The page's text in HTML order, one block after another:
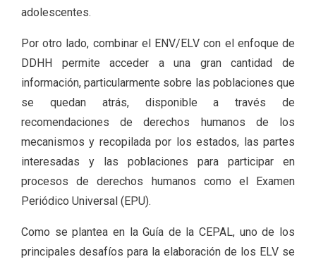
adolescentes.
Por otro lado, combinar el ENV/ELV con el enfoque de
DDHH permite acceder a una gran cantidad de
información, particularmente sobre las poblaciones que
se quedan atrás, disponible a través de
recomendaciones de derechos humanos de los
mecanismos y recopilada por los estados, las partes
interesadas y las poblaciones para participar en
procesos de derechos humanos como el Examen
Periódico Universal (EPU).
Como se plantea en la Guía de la CEPAL, uno de los
principales desafíos para la elaboración de los ELV se